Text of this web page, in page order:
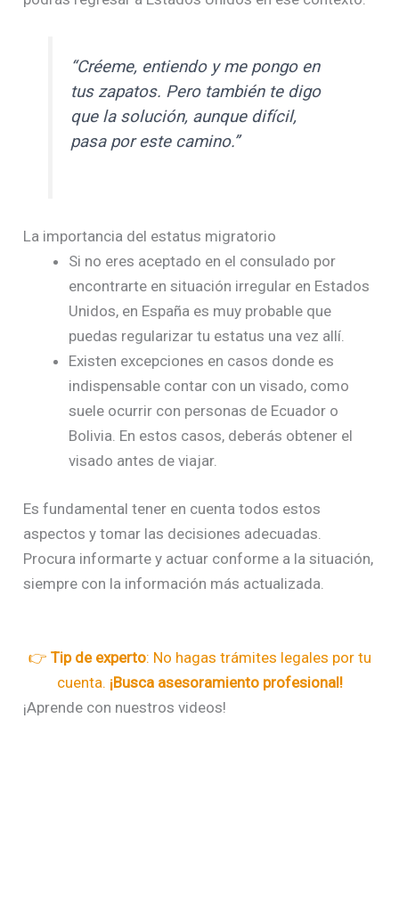
“Créeme, entiendo y me pongo en
tus zapatos. Pero también te digo
que la solución, aunque difícil,
pasa por este camino.”
La importancia del estatus migratorio
Si no eres aceptado en el consulado por
encontrarte en situación irregular en Estados
Unidos, en España es muy probable que
puedas regularizar tu estatus una vez allí.
Existen excepciones en casos donde es
indispensable contar con un visado, como
suele ocurrir con personas de Ecuador o
Bolivia. En estos casos, deberás obtener el
visado antes de viajar.
Es fundamental tener en cuenta todos estos
aspectos y tomar las decisiones adecuadas.
Procura informarte y actuar conforme a la situación,
siempre con la información más actualizada.
👉 Tip de experto: No hagas trámites legales por tu
cuenta. ¡Busca asesoramiento profesional!
¡Aprende con nuestros videos!